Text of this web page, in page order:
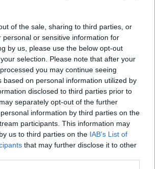
of the sale, sharing to third parties, or
personal or sensitive information for
by us, please use the below opt-out
selection. Please note that after your
you may continue seeing
based on personal information utilized by
disclosed to third parties prior to
separately opt-out of the further
information by third parties on the
participants. This information may
us to third parties on the IAB’s List of
that may further disclose it to other
των Αρχών η ασυνήθιστη διαδρομή